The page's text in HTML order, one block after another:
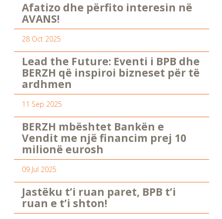
Afatizo dhe përfito interesin në
AVANS!
28 Oct 2025
Lead the Future: Eventi i BPB dhe
BERZH që inspiroi bizneset për të
ardhmen
11 Sep 2025
BERZH mbështet Bankën e
Vendit me një financim prej 10
milionë eurosh
09 Jul 2025
Jastëku t’i ruan paret, BPB t’i
ruan e t’i shton!